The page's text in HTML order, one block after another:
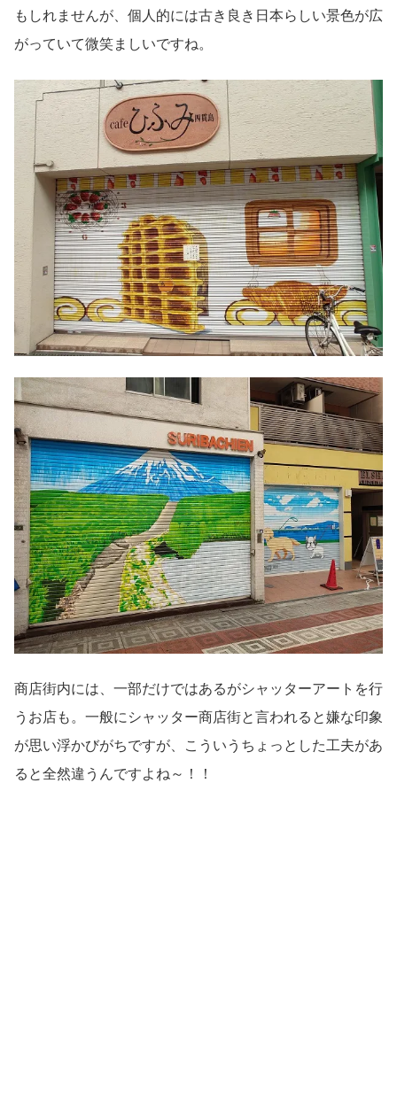
もしれませんが、個人的には古き良き日本らしい景色が広
がっていて微笑ましいですね。
商店街内には、一部だけではあるがシャッターアートを行
うお店も。一般にシャッター商店街と言われると嫌な印象
が思い浮かびがちですが、こういうちょっとした工夫があ
ると全然違うんですよね～！！